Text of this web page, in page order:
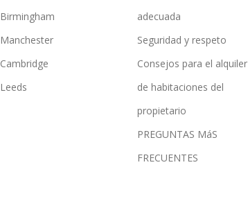
Birmingham
Manchester
Cambridge
Leeds
adecuada
Seguridad y respeto
Consejos para el alquiler
de habitaciones del
propietario
PREGUNTAS MáS
FRECUENTES